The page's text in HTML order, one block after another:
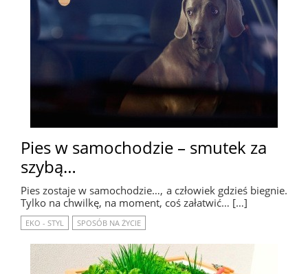
Pies w samochodzie – smutek za
szybą…
Pies zostaje w samochodzie…, a człowiek gdzieś biegnie.
Tylko na chwilkę, na moment, coś załatwić… […]
EKO - STYL SPOSÓB NA ŻYCIE